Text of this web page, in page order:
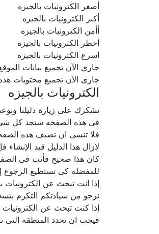
أصغر الكترونيات بالجيزه
أكبر الكترونيات بالجيزه
أأمن الكترونيات بالجيزه
أخطر الكترونيات بالجيزه
اسرع الكترونيات بالجيزه
جاري الآن تجميع بيانات
جارى الآن تجميع محتويات
الكترونيات بالجيزه
نشكرك على زيارة دليلنا
فى هذه الصفحه ستجد كل
فلا تنسى ان تضيف هذه
لازال هذا الدليل قيد
كان هذا صحيح فأنت فى
للمفضله كى تستطيع الرجوع
إذا انت تبحث عن الكترونيات
نرجو من سيادتكم التكرم
إذا كنت تبحث عن
فيجب ان تحدد المنطقه التى